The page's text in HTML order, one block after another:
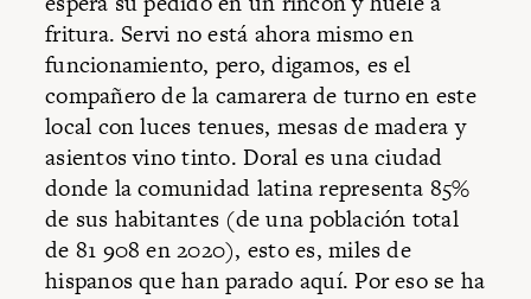
fritura. Servi no está ahora mismo en
funcionamiento, pero, digamos, es el
compañero de la camarera de turno en este
local con luces tenues, mesas de madera y
asientos vino tinto. Doral es una ciudad
donde la comunidad latina representa 85%
de sus habitantes (de una población total
de 81 908 en 2020), esto es, miles de
hispanos que han parado aquí. Por eso se ha